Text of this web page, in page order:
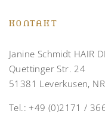
KONTAKT
Janine Schmidt HAIR
Quettinger Str. 24
51381 Leverkusen,
Tel.:+49 (0)2171 /